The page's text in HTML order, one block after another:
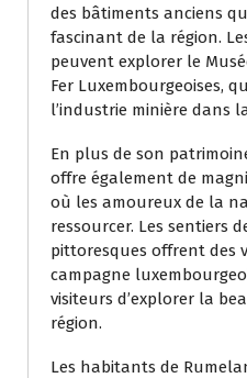
des bâtiments anciens
fascinant de la région.
peuvent explorer le
Fer Luxembourgeoises,
l’industrie minière dans
En plus de son
offre également de
où les amoureux de la
ressourcer. Les sentiers
pittoresques offrent des
campagne
visiteurs d’explorer la
région.
Les habitants de